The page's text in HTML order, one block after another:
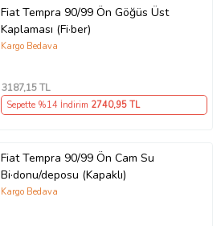
Fiat Tempra 90/99 Ön Göğüs Üst
Kaplaması (Fi·ber)
Kargo Bedava
3187,15 TL
Sepette %14 İndirim 2740,95 TL
Fiat Tempra 90/99 Ön Cam Su
Bi·donu/deposu (Kapaklı)
Kargo Bedava